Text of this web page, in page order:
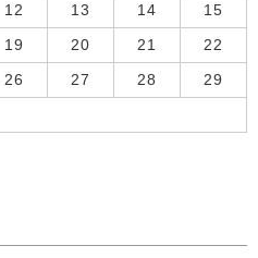
12 13 14 15
19 20 21 22
26 27 28 29